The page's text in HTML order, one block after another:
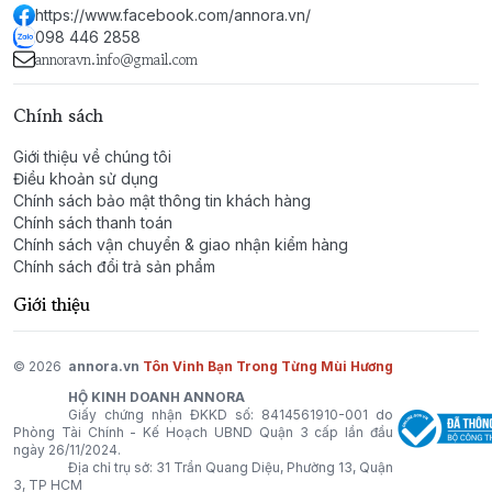
những buổi tối sang trọng, những dịp đặc biệt hoặc khi
bạn muốn thể hiện phong thái tự tin, quyền lực và đầy
mạnh mẽ, cá tính và không ngại nổi bật.
Spicebomb Extreme by Viktor&Rolf – Một hành trình
hương thơm bùng nổ, tôn vinh sự mạnh mẽ, cuốn hút
và đầy quyền lực của phái mạnh.
https://www.facebook.com/annora.vn/
098 446 2858
annoravn.info@gmail.com
Chính sách
Giới thiệu về chúng tôi
Điều khoản sử dụng
Chính sách bảo mật thông tin khách hàng
Chính sách thanh toán
Chính sách vận chuyển & giao nhận kiểm hàng
Chính sách đổi trả sản phẩm
Giới thiệu
© 2026 annora.vn Tôn Vinh Bạn Trong Từng Mùi Hương
HỘ KINH DOANH ANNORA
Giấy chứng nhận ĐKKD số: 8414561910-001 do
Phòng Tài Chính - Kế Hoạch UBND Quận 3 cấp lần đầu
ngày 26/11/2024.
Địa chỉ trụ sở: 31 Trần Quang Diệu, Phường 13, Quận
3, TP HCM